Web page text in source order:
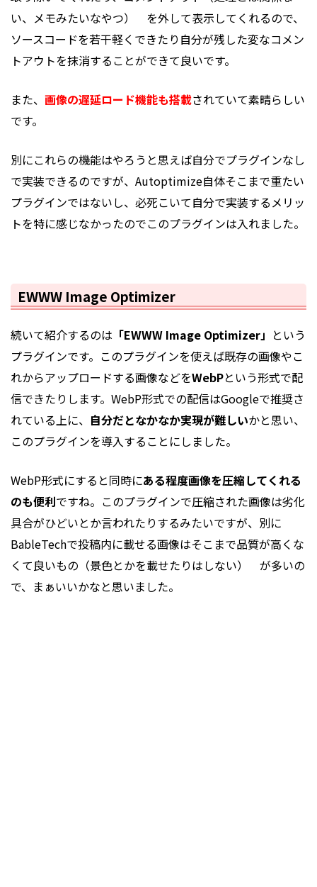
い、メモみたいなやつ） を外して表示してくれるので、
ソースコードを若干軽くできたり自分が残した変なコメン
トアウトを抹消することができて良いです。
また、 画像の遅延ロード機能も搭載されていて素晴らしい
です。
別にこれらの機能はやろうと思えば自分でプラグインなし
で実装できるのですが、Autoptimize自体そこまで重たい
プラグインではないし、必死こいて自分で実装するメリッ
トを特に感じなかったのでこのプラグインは入れました。
EWWW Image Optimizer
続いて紹介するのは 「EWWW Image Optimizer」 という
プラグインです。このプラグインを使えば既存の画像やこ
れからアップロードする画像などをWebPという形式で配
信できたりします。WebP形式での配信はGoogleで推奨さ
れている上に、 自分だとなかなか実現が難しいかと思い、
このプラグインを導入することにしました。
WebP形式にすると同時にある程度画像を圧縮してくれる
のも便利ですね。このプラグインで圧縮された画像は劣化
具合がひどいとか言われたりするみたいですが、別に
BableTechで投稿内に載せる画像はそこまで品質が高くな
くて良いもの（景色とかを載せたりはしない） が多いの
で、まぁいいかなと思いました。